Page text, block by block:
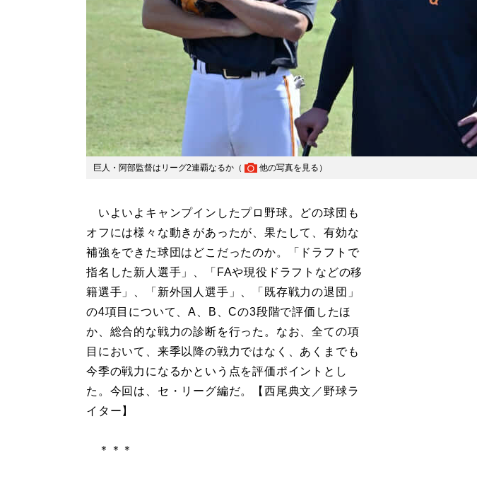
巨人・阿部監督はリーグ2連覇なるか（ 他の写真を見る ）
いよいよキャンプインしたプロ野球。どの球団も
オフには様々な動きがあったが、果たして、有効な
補強をできた球団はどこだったのか。「ドラフトで
指名した新人選手」、「FAや現役ドラフトなどの移
籍選手」、「新外国人選手」、「既存戦力の退団」
の4項目について、A、B、Cの3段階で評価したほ
か、総合的な戦力の診断を行った。なお、全ての項
目において、来季以降の戦力ではなく、あくまでも
今季の戦力になるかという点を評価ポイントとし
た。今回は、セ・リーグ編だ。【西尾典文／野球ラ
イター】
＊＊＊